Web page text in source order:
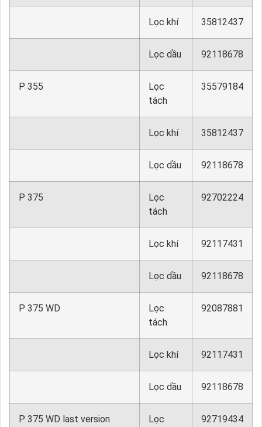
Lọc khí 35812437
Lọc dầu 92118678
P 355
Lọc
tách
35579184
Lọc khí 35812437
Lọc dầu 92118678
P 375
Lọc
tách
92702224
Lọc khí 92117431
Lọc dầu 92118678
P 375 WD
Lọc
tách
92087881
Lọc khí 92117431
Lọc dầu 92118678
P 375 WD last version
Lọc
92719434